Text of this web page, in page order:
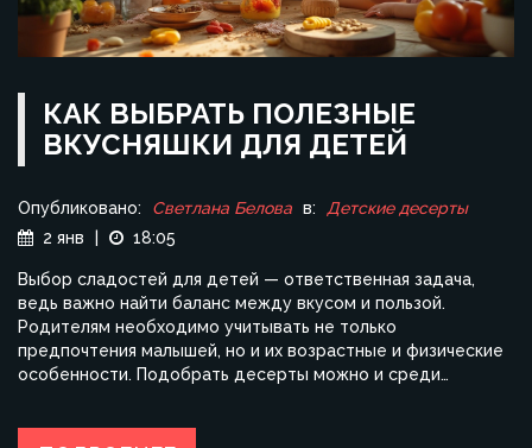
КАК ВЫБРАТЬ ПОЛЕЗНЫЕ
ВКУСНЯШКИ ДЛЯ ДЕТЕЙ
Опубликовано: Светлана Белова в:
Детские десерты
2 янв
18:05
Выбор сладостей для детей — ответственная задача,
ведь важно найти баланс между вкусом и пользой.
Родителям необходимо учитывать не только
предпочтения малышей, но и их возрастные и физические
особенности. Подобрать десерты можно и среди